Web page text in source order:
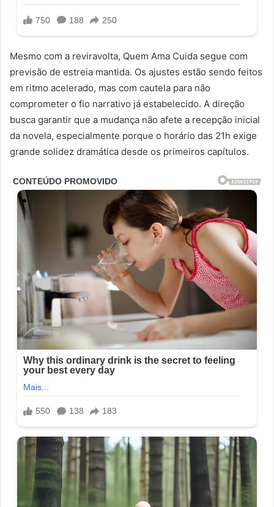
Mesmo com a reviravolta, Quem Ama Cuida segue com
previsão de estreia mantida. Os ajustes estão sendo feitos
em ritmo acelerado, mas com cautela para não
comprometer o fio narrativo já estabelecido. A direção
busca garantir que a mudança não afete a recepção inicial
da novela, especialmente porque o horário das 21h exige
grande solidez dramática desde os primeiros capítulos.